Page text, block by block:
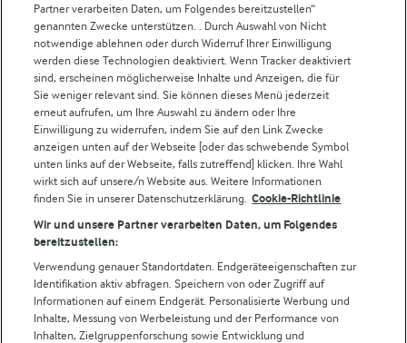
Weitere Arla Websites
Castello
Lurpak
Arla Pro
Für unsere Landwirt:innen
Folge uns!
Partner verarbeiten Daten, um Folgendes bereitzustellen“
genannten Zwecke unterstützen. . Durch Auswahl von Nicht
notwendige ablehnen oder durch Widerruf Ihrer Einwilligung
werden diese Technologien deaktiviert. Wenn Tracker deaktiviert
sind, erscheinen möglicherweise Inhalte und Anzeigen, die für
Sie weniger relevant sind. Sie können dieses Menü jederzeit
erneut aufrufen, um Ihre Auswahl zu ändern oder Ihre
Einwilligung zu widerrufen, indem Sie auf den Link Zwecke
anzeigen unten auf der Webseite [oder das schwebende Symbol
unten links auf der Webseite, falls zutreffend] klicken. Ihre Wahl
wirkt sich auf unsere/n Website aus. Weitere Informationen
finden Sie in unserer Datenschutzerklärung. Cookie-Richtlinie
Wir und unsere Partner verarbeiten Daten, um Folgendes
bereitzustellen:
Verwendung genauer Standortdaten. Endgeräteeigenschaften zur
Identifikation aktiv abfragen. Speichern von oder Zugriff auf
Informationen auf einem Endgerät. Personalisierte Werbung und
Inhalte, Messung von Werbeleistung und der Performance von
Inhalten, Zielgruppenforschung sowie Entwicklung und